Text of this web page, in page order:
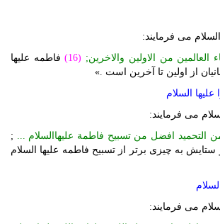
من الاولین والاخرین; (16)
فاطمه علیها
از اولین تا آخرین است .»
السلام
التحمید افضل من تسبیح فاطمة علیهاالسلام ...
;
به چیزی برتر از تسبیح فاطمه علیها السلام